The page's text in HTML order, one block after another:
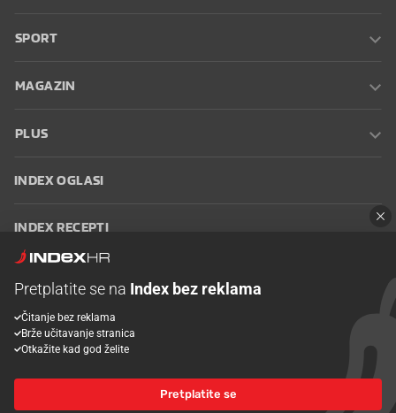
SPORT
MAGAZIN
PLUS
INDEX OGLASI
INDEX RECEPTI
Oglašavanje Zaposli se na Indexu
korištenja
Postavke kolačića
Pretplatite se na Index bez reklama
Čitanje bez reklama
Brže učitavanje stranica
Otkažite kad god želite
Pretplatite se